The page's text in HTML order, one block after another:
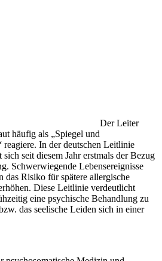
Der Leiter
häufig als „Spiegel und
In der deutschen Leitlinie
seit diesem Jahr erstmals der Bezug
Schwerwiegende Lebensereignisse
das Risiko für spätere allergische
Diese Leitlinie verdeutlicht
eine psychische Behandlung zu
das seelische Leiden sich in einer